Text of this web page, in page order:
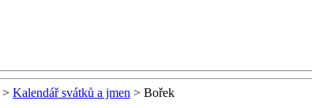
> Kalendář svátků a jmen > Bořek